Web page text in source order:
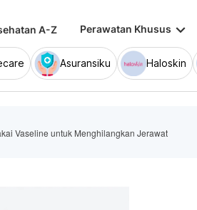
A-Z Perawatan Khusus keyboard_arrow_down
Asuransiku Haloskin
Vaseline untuk Menghilangkan Jerawat